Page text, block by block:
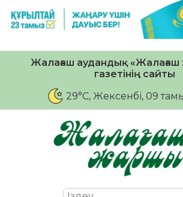
Жалағаш аудандық
газетінің сайты
29°C, Жексенбі, 09